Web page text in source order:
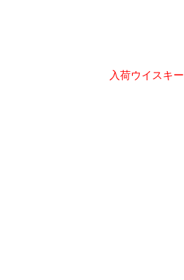
入荷ウイスキー